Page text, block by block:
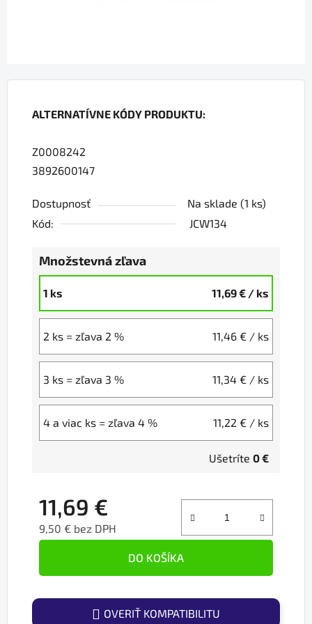
ALTERNATÍVNE KÓDY PRODUKTU:
Z0008242
3892600147
Dostupnosť Na sklade (1 ks)
Kód:
JCW134
Množstevná zľava
1 ks 11,69 € / ks
2 ks = zľava 2 % 11,46 € / ks
3 ks = zľava 3 % 11,34 € / ks
4 a viac ks = zľava 4 % 11,22 € / ks
Ušetríte 0 €
11,69 €
9,50 € bez DPH
DO KOŠÍKA
OVERIŤ KOMPATIBILITU